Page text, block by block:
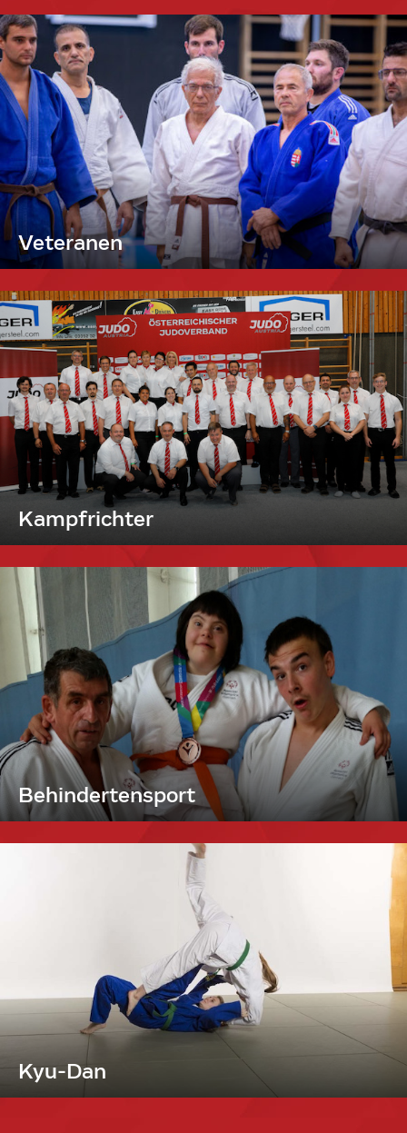
Veteranen
Kampfrichter
Behindertensport
Kyu-Dan